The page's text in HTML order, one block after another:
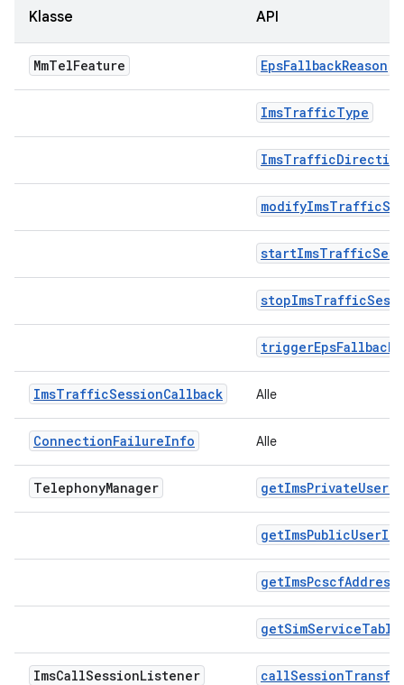
Klasse API
MmTelFeature EpsFallbackReason
ImsTrafficType
triggerEpsFallback
ImsTrafficSessionCallback Alle
ConnectionFailureInfo Alle
TelephonyManager
getSimServiceTable
ImsCallSessionListener